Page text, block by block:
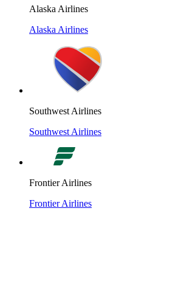
Alaska Airlines
Alaska Airlines
Southwest Airlines
Southwest Airlines
Frontier Airlines
Frontier Airlines